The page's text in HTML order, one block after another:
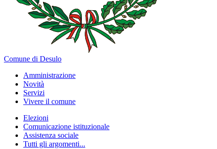
Comune di Desulo
Amministrazione
Novità
Servizi
Vivere il comune
Elezioni
Comunicazione istituzionale
Assistenza sociale
Tutti gli argomenti...